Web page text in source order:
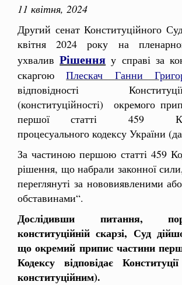
11 квітня, 2024
Другий сенат Конституційного
квітня 2024 року на
ухвалив Рішення у справі за
скаргоюПлескач Ганни
відповідності
(конституційності) окремого
першої статті 459
процесуального кодексу України
За частиною першою статті 459
рішення, що набрали законної
переглянуті за нововиявленими
обставинами“.
Дослідивши питання,
конституційній скарзі, Суд
що окремий припис частини
Кодексу відповідає
конституційним).